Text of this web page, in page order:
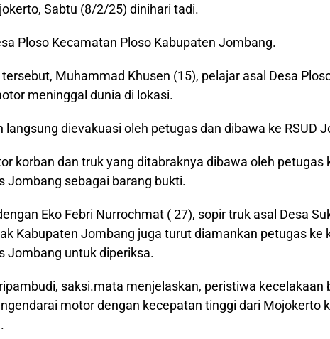
Sabtu (8/2/25) dinihari tadi.
Ploso Kecamatan Ploso Kabupaten Jombang.
Muhammad Khusen (15), pelajar asal Desa
meninggal dunia di lokasi.
langsung dievakuasi oleh petugas dan dibawa ke RSUD
korban dan truk yang ditabraknya dibawa oleh petugas
Jombang sebagai barang bukti.
Eko Febri Nurrochmat ( 27), sopir truk asal Desa
Kabupaten Jombang juga turut diamankan petugas ke
Jombang untuk diperiksa.
saksi.mata menjelaskan, peristiwa kecelakaan
motor dengan kecepatan tinggi dari Mojokerto